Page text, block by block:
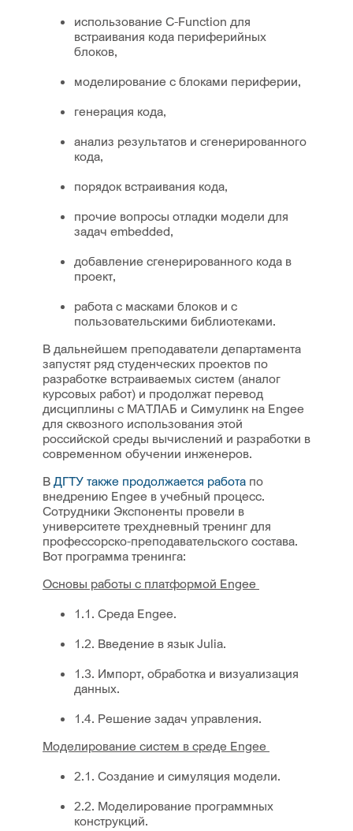
использование C-Function для
встраивания кода периферийных
блоков,
моделирование с блоками периферии,
генерация кода,
анализ результатов и сгенерированного
кода,
порядок встраивания кода,
прочие вопросы отладки модели для
задач embedded,
добавление сгенерированного кода в
проект,
работа с масками блоков и с
пользовательскими библиотеками.
В дальнейшем преподаватели департамента
запустят ряд студенческих проектов по
разработке встраиваемых систем (аналог
курсовых работ) и продолжат перевод
дисциплины с МАТЛАБ и Симулинк на Engee
для сквозного использования этой
российской среды вычислений и разработки в
современном обучении инженеров.
В ДГТУ также продолжается работа по
внедрению Engee в учебный процесс.
Сотрудники Экспоненты провели в
университете трехдневный тренинг для
профессорско-преподавательского состава.
Вот программа тренинга:
Основы работы с платформой Engee
1.1. Среда Engee.
1.2. Введение в язык Julia.
1.3. Импорт, обработка и визуализация
данных.
1.4. Решение задач управления.
Моделирование систем в среде Engee
2.1. Создание и симуляция модели.
2.2. Моделирование программных
конструкций.